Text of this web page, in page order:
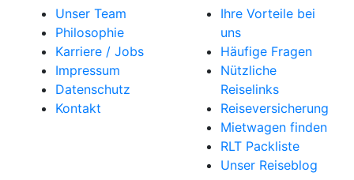
Unser Team
Philosophie
Karriere / Jobs
Impressum
Datenschutz
Kontakt
Ihre Vorteile bei
uns
Häufige Fragen
Nützliche
Reiselinks
Reiseversicherung
Mietwagen finden
RLT Packliste
Unser Reiseblog